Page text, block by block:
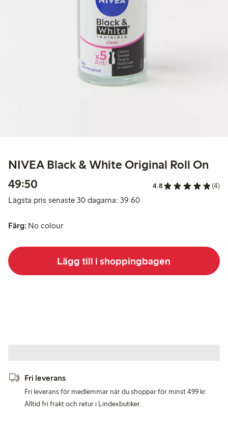
NIVEA Black & White Original Roll On
49:50
4.8 (4)
Lägsta pris senaste 30 dagarna: 39:60Lägsta pris senaste 30
Färg: No colour
Lägg till i shoppingbagen
Fri leverans
Fri leverans för medlemmar när du shoppar för minst 499 kr.
Alltid fri frakt och retur i Lindexbutiker.